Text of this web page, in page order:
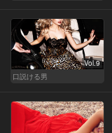
Vol.9
口説ける男